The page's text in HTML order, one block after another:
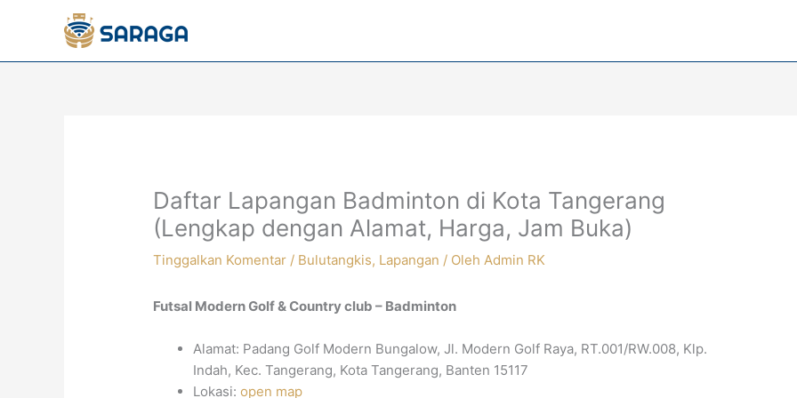
Daftar Lapangan Badminton di Kota Tangerang
(Lengkap dengan Alamat, Harga, Jam Buka)
Tinggalkan Komentar / Bulutangkis, Lapangan / OlehAdmin RK
Futsal Modern Golf & Country club – Badminton
Alamat: Padang Golf Modern Bungalow, Jl. Modern Golf Raya, RT.001/RW.008, Klp.
Indah, Kec. Tangerang, Kota Tangerang, Banten 15117
Lokasi:open map